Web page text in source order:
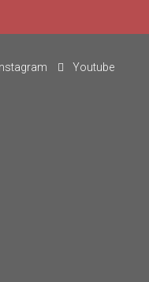
Instagram Youtube